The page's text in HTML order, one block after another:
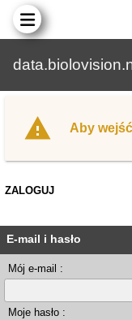
Aby
ZALOGUJ
E-mail i hasło
Mój e-mail :
Moje hasło :